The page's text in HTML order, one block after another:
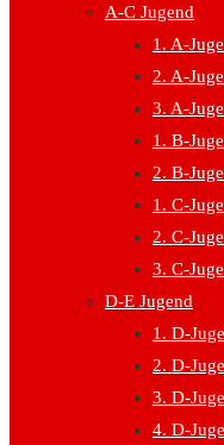
A-C Jugend
1. A-
2. A-
3. A-
1. B-
2. B-
1. C-
2. C-
3. C-
D-E Jugend
1. D-
2. D-
3. D-
4. D-